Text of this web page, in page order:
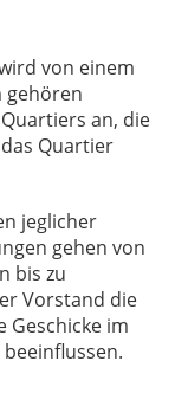
von einem
gehören
an, die
Quartier
jeglicher
gehen von
bis zu
Vorstand die
Geschicke im